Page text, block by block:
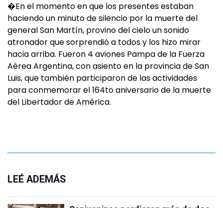
�En el momento en que los presentes estaban
haciendo un minuto de silencio por la muerte del
general San Martín, provino del cielo un sonido
atronador que sorprendió a todos y los hizo mirar
hacia arriba. Fueron 4 aviones Pampa de la Fuerza
Aérea Argentina, con asiento en la provincia de San
Luis, que también participaron de las actividades
para conmemorar el 164to aniversario de la muerte
del Libertador de América.
LEÉ ADEMÁS